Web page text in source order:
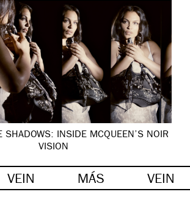
SHADOWS: INSIDE MCQUEEN’S NOIR
VISION
VEIN MÁS VEIN